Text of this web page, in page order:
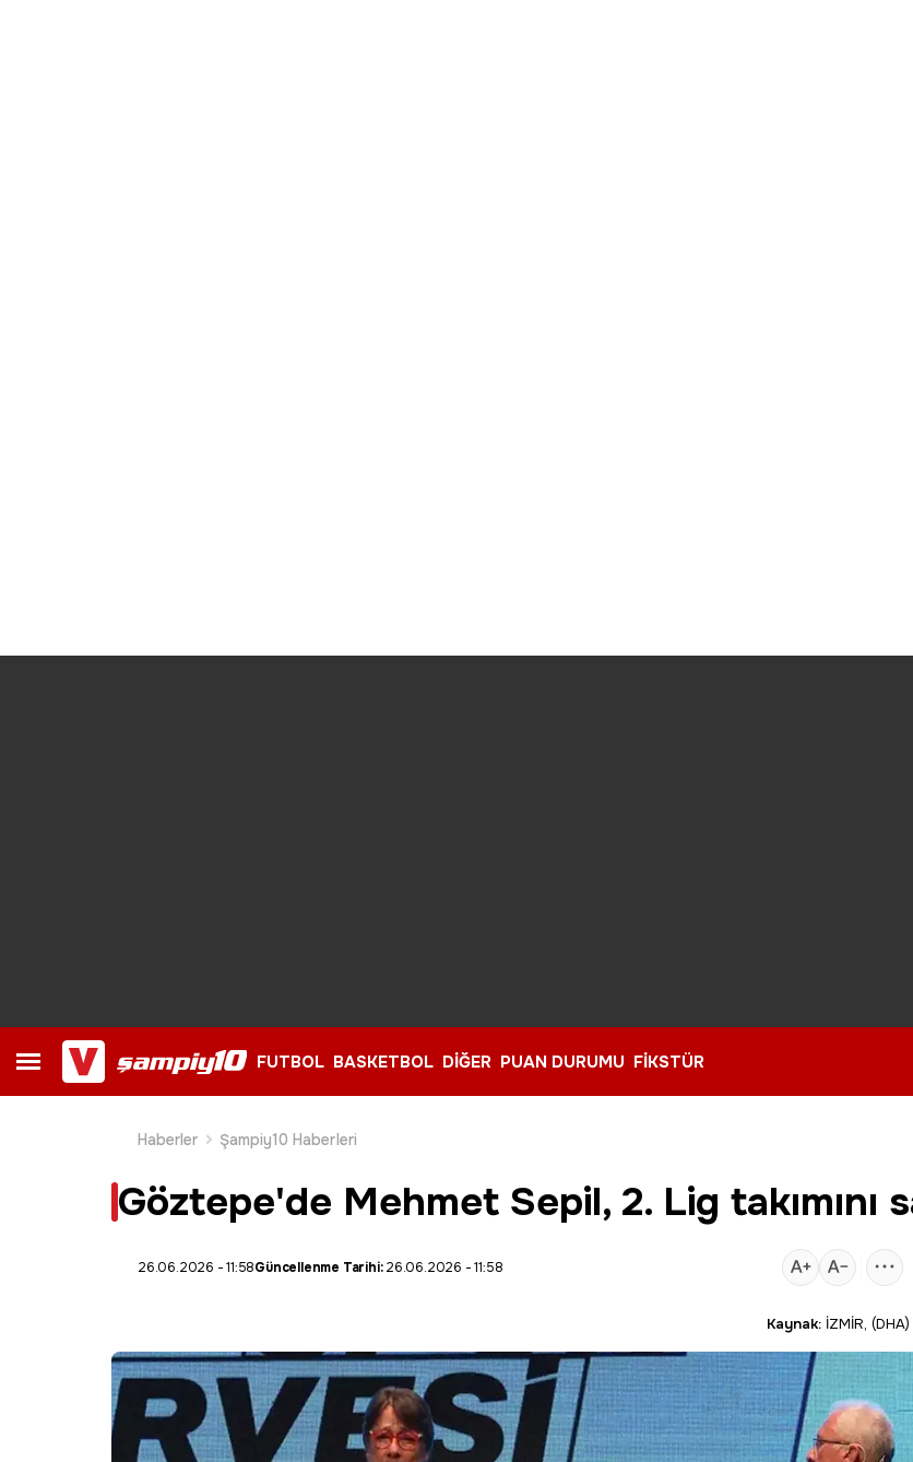
FUTBOL BASKETBOL DİĞER PUAN DURUMU FİKSTÜR
Haberler
Şampiy10 Haberleri
Göztepe'de Mehmet Sepil, 2. Lig takımını
26.06.2026 - 11:58Güncellenme Tarihi:26.06.2026 - 11:58
Kaynak: İZMİR, (DHA)